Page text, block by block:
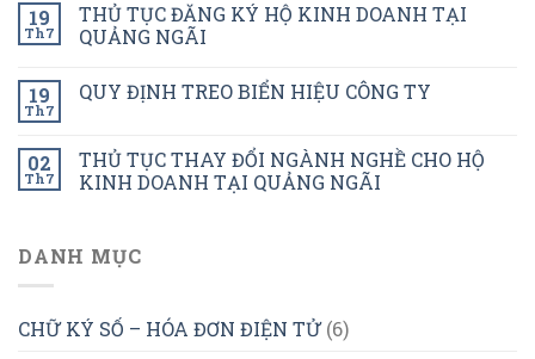
19
Th7
THỦ TỤC ĐĂNG KÝ HỘ KINH DOANH TẠI
QUẢNG NGÃI
19
Th7
QUY ĐỊNH TREO BIỂN HIỆU CÔNG TY
02
Th7
THỦ TỤC THAY ĐỔI NGÀNH NGHỀ CHO HỘ
KINH DOANH TẠI QUẢNG NGÃI
DANH MỤC
CHỮ KÝ SỐ – HÓA ĐƠN ĐIỆN TỬ(6)